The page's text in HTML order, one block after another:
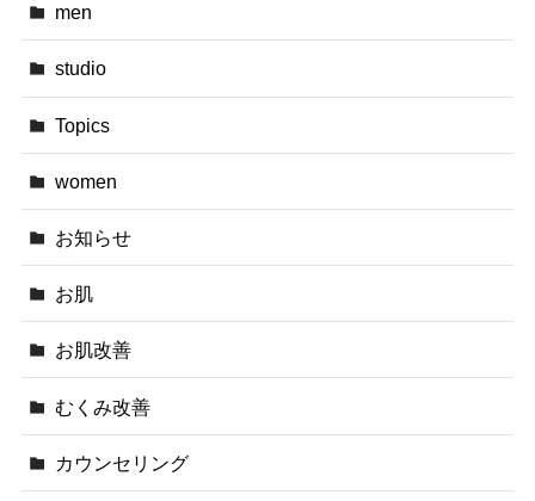
men
studio
Topics
women
お知らせ
お肌
お肌改善
むくみ改善
カウンセリング